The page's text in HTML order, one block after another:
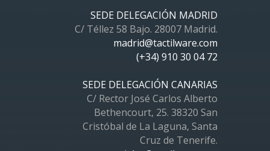
SEDE DELEGACIÓN MADRID
C/ Téllez 58 Bajo. 28007 Madrid.
madrid@tactilware.com
(+34) 910 30 04 72
SEDE DELEGACIÓN CANARIAS
C/ Rector José Carlos Alberto
Bethencourt, 25. 38320 San
Cristóbal de La Laguna, Santa
Cruz de Tenerife.